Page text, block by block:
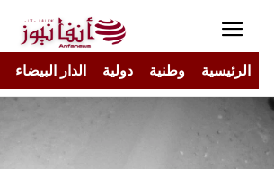
الرئيسية وطنية دولية الدار البيضاء